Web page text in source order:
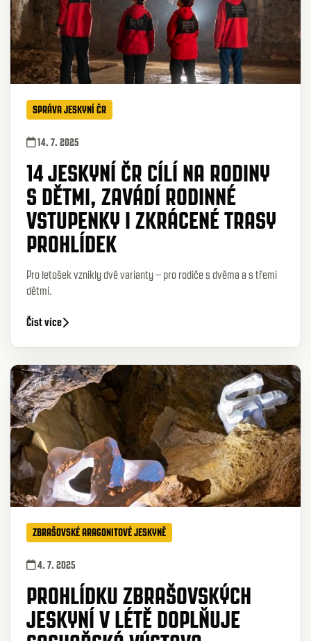
SPRÁVA JESKYNÍ ČR
14. 7. 2025
14 JESKYNÍ ČR CÍLÍ NA RODINY
S DĚTMI, ZAVÁDÍ RODINNÉ
VSTUPENKY I ZKRÁCENÉ TRASY
PROHLÍDEK
Pro letošek vznikly dvě varianty – pro rodiče s dvěma a s třemi
dětmi.
Číst více
ZBRAŠOVSKÉ ARAGONITOVÉ JESKYNĚ
4. 7. 2025
PROHLÍDKU ZBRAŠOVSKÝCH
JESKYNÍ V LÉTĚ DOPLŇUJE